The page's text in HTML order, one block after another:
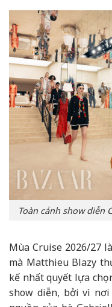
Toàn cảnh show diễn
Mùa Cruise 2026/27
mà Matthieu Blazy
kế nhất quyết lựa
show diễn, bởi vì